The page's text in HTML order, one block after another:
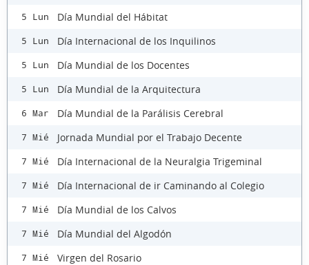
5 Lun Día Mundial del Hábitat
5 Lun Día Internacional de los Inquilinos
5 Lun Día Mundial de los Docentes
5 Lun Día Mundial de la Arquitectura
6 Mar Día Mundial de la Parálisis Cerebral
7 Mié Jornada Mundial por el Trabajo Decente
7 Mié Día Internacional de la Neuralgia Trigeminal
7 Mié Día Internacional de ir Caminando al Colegio
7 Mié Día Mundial de los Calvos
7 Mié Día Mundial del Algodón
7 Mié Virgen del Rosario